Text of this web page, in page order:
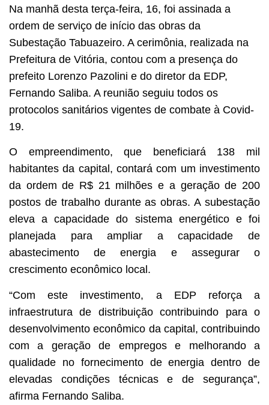
Na manhã desta terça-feira, 16, foi assinada a
ordem de serviço de início das obras da
Subestação Tabuazeiro. A cerimônia, realizada na
Prefeitura de Vitória, contou com a presença do
prefeito Lorenzo Pazolini e do diretor da EDP,
Fernando Saliba. A reunião seguiu todos os
protocolos sanitários vigentes de combate à Covid-
19.
O empreendimento, que beneficiará 138 mil
habitantes da capital, contará com um investimento
da ordem de R$ 21 milhões e a geração de 200
postos de trabalho durante as obras. A subestação
eleva a capacidade do sistema energético e foi
planejada para ampliar a capacidade de
abastecimento de energia e assegurar o
crescimento econômico local.
“Com este investimento, a EDP reforça a
infraestrutura de distribuição contribuindo para o
desenvolvimento econômico da capital, contribuindo
com a geração de empregos e melhorando a
qualidade no fornecimento de energia dentro de
elevadas condições técnicas e de segurança”,
afirma Fernando Saliba.